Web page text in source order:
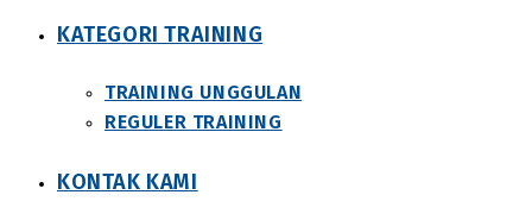
KATEGORI TRAINING
TRAINING UNGGULAN
REGULER TRAINING
KONTAK KAMI